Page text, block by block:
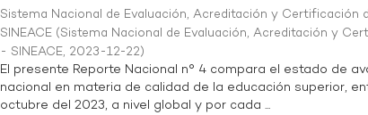
Sistema Nacional de Evaluación, Acreditación y Certificación
SINEACE (Sistema Nacional de Evaluación, Acreditación y
- SINEACE, 2023-12-22)
El presente Reporte Nacional n° 4 compara el estado de
nacional en materia de calidad de la educación superior,
octubre del 2023, a nivel global y por cada ...